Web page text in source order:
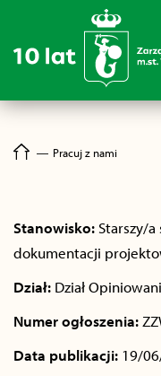
― Pracuj z nami
Stanowisko: Starszy/
dokumentacji
Dział: Dział
Numer ogłoszenia:
Data publikacji: 19/